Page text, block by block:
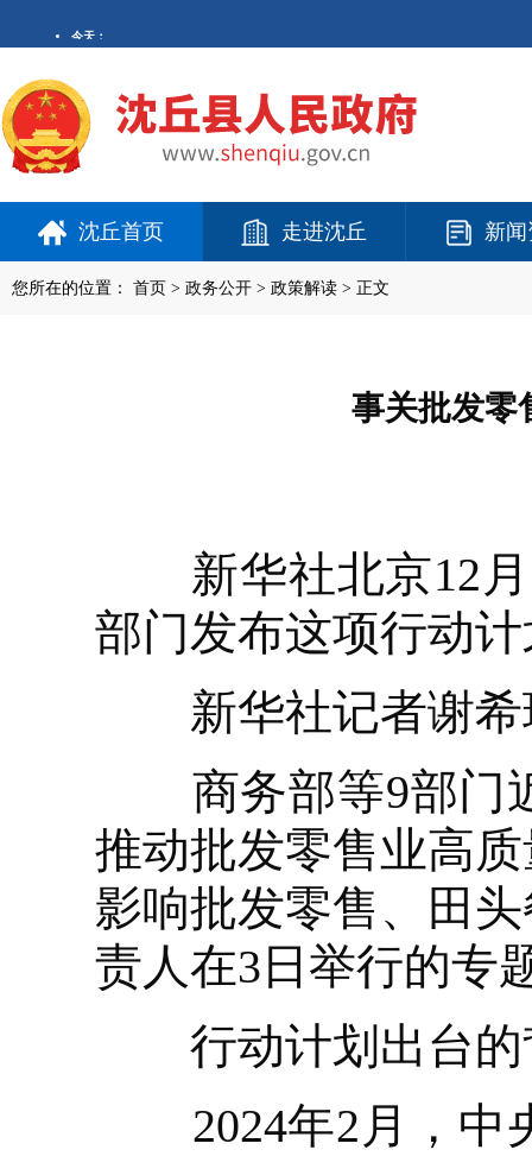
沈丘首页 走进沈丘 新
您所在的位置： 首页 > 政务公开 > 政策解读 > 正文
事关批发零
新华社北京12月3
部门发布这项行动
新华社记者谢希
商务部等9部门近
推动批发零售业高
影响批发零售、田
责人在3日举行的专
行动计划出台的
2024年2月，中